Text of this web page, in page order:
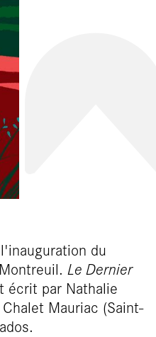
du
Le Dernier
écrit par Nathalie
Mauriac (Saint-